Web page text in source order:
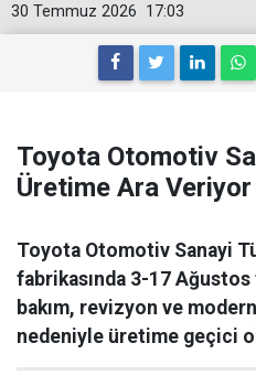
17:03
30 Temmuz 2026
Toyota Otomotiv
Üretime Ara Veriyor
Toyota Otomotiv Sanayi
fabrikasında 3-17 Ağustos
bakım, revizyon ve
nedeniyle üretime geçici